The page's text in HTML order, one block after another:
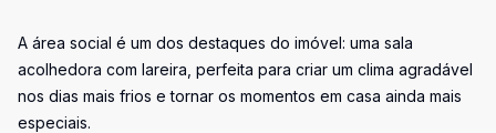
A área social é um dos destaques do imóvel: uma sala
acolhedora com lareira, perfeita para criar um clima agradável
nos dias mais frios e tornar os momentos em casa ainda mais
especiais.